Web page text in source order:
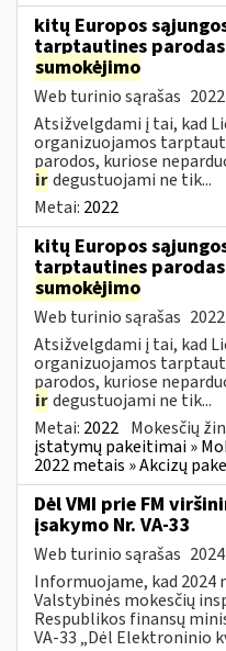
kitų Europos
tarptautines
sumokėjimo
Web turinio sąrašas
Atsižvelgdami į tai, kad
organizuojamos
parodos, kuriose
irdegustuojami ne tik...
Metai: 2022
kitų Europos
tarptautines
sumokėjimo
Web turinio sąrašas
Atsižvelgdami į tai, kad
organizuojamos
parodos, kuriose
irdegustuojami ne tik...
Metai: 2022 Mokesčių
įstatymų pakeitimai »
2022 metais » Akcizų
Dėl VMI prie FM
įsakymo Nr. VA-33
Web turinio sąrašas
Informuojame, kad 2024
Valstybinės mokesčių
Respublikos finansų
VA-33 „Dėl Elektroninio